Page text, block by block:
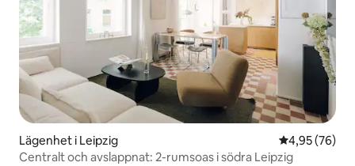
Lägenhet i Leipzig 4,95 av 5 i
4,95 (76)
Centralt och avslappnat: 2-rumsoas i södra Leipzig